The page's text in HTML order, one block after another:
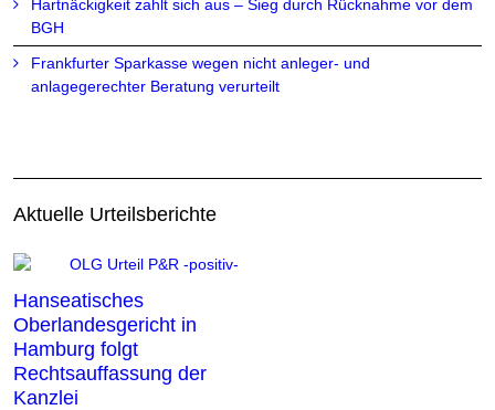
Hartnäckigkeit zahlt sich aus – Sieg durch Rücknahme vor dem
BGH
Frankfurter Sparkasse wegen nicht anleger- und
anlagegerechter Beratung verurteilt
Aktuelle Urteilsberichte
Hanseatisches
Oberlandesgericht in
Hamburg folgt
Rechtsauffassung der
Kanzlei